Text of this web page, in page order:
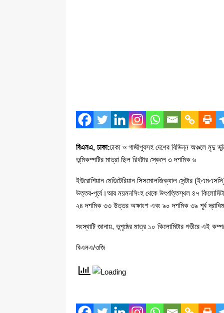
বিএনএ, ঢাকা:ঢাকা ও গাজীপুরসহ দেশের বিভিন্ন অঞ্চলে
ভূমিকম্পটির মাত্রা ছিল রিখটার স্কেলে ৩ দশমিক ৬
ইউরোপিয়ান মেডিটেরিয়ান সিসমোলজিক্যাল সেন্টার
উত্তর-পূর্বে।আর ময়মনসিংহ থেকে উৎপত্তিস্থল ৪৭
২৪ দশমিক ৩৩ উত্তর অক্ষাংশ এবং ৯০ দশমিক ৩৯ পূর্ব
সংস্থাটি জানায়, ভূপৃষ্ঠের মাত্র ১০ কিলোমিটার গভীরে এই
বিএনএ/ওজি